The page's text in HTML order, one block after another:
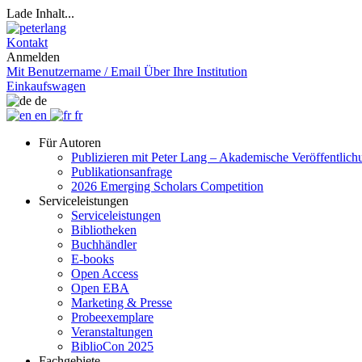
Lade Inhalt...
Kontakt
Anmelden
Mit Benutzername / Email Über Ihre Institution
Einkaufswagen
de
en
fr
Für Autoren
Publizieren mit Peter Lang – Akademische
Publikationsanfrage
2026 Emerging Scholars Competition
Serviceleistungen
Serviceleistungen
Bibliotheken
Buchhändler
E-books
Open Access
Open EBA
Marketing & Presse
Probeexemplare
Veranstaltungen
BiblioCon 2025